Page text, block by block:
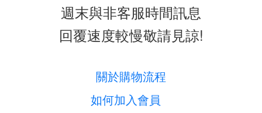
週末與非客服時間訊息
回覆速度較慢敬請見諒!
關於購物流程
如何加入會員